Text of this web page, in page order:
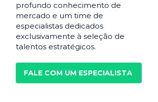
profundo conhecimento de
mercado e um time de
especialistas dedicados
exclusivamente à seleção de
talentos estratégicos.
FALE COM UM ESPECIALISTA